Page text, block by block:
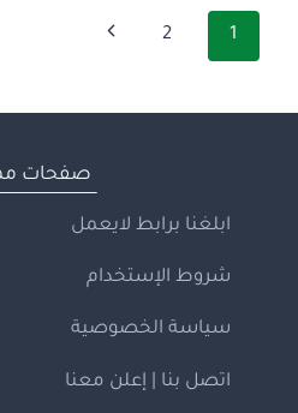
امتداد
VIRUS
تنقل
1
2 الصفحة
صفحات
ابلغنا برابط لايعمل
شروط الإستخدام
سياسة الخصوصية
اتصل بنا | إعلن معنا